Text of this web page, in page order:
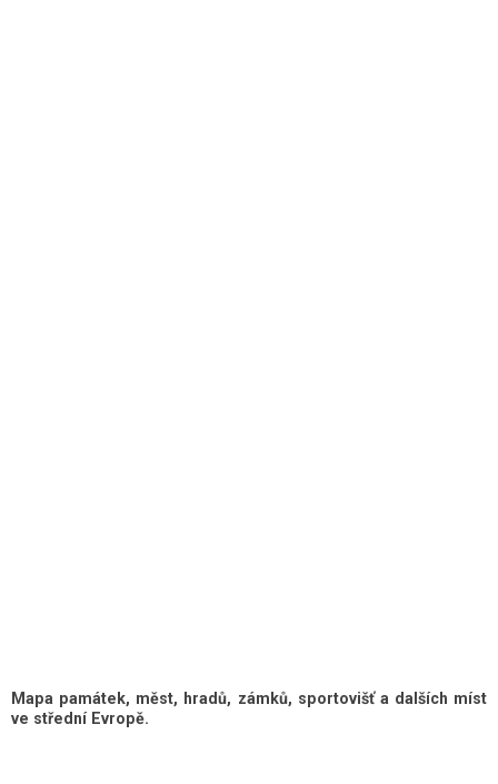
Mapa památek, měst, hradů, zámků, sportovišť a dalších míst
ve střední Evropě.